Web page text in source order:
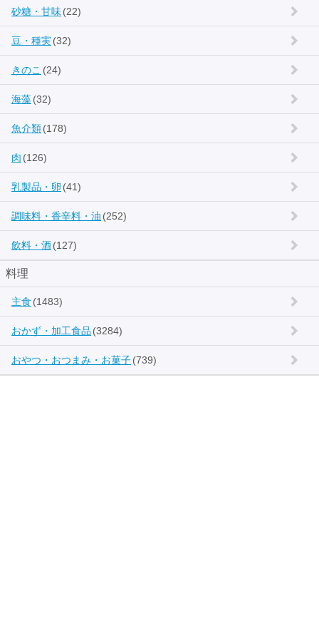
砂糖・甘味(22)
豆・種実(32)
きのこ (24)
海藻(32)
魚介類(178)
肉 (126)
乳製品・卵 (41)
調味料・香辛料・油 (252)
飲料・酒(127)
料理
主食 (1483)
おかず・加工食品 (3284)
おやつ・おつまみ・お菓子(739)